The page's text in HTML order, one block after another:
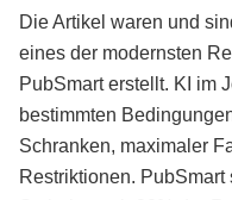
Die Artikel waren und
eines der modernsten
PubSmart erstellt. KI im
bestimmten
Schranken, maximaler
Restriktionen. PubSmart